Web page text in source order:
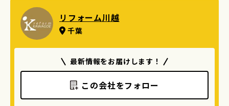
リフォーム川越
千葉
最新情報をお届けします！
この会社をフォロー